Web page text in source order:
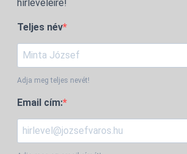
hírleveleire!
Teljes név
Adja meg teljes nevét!
Email cím: